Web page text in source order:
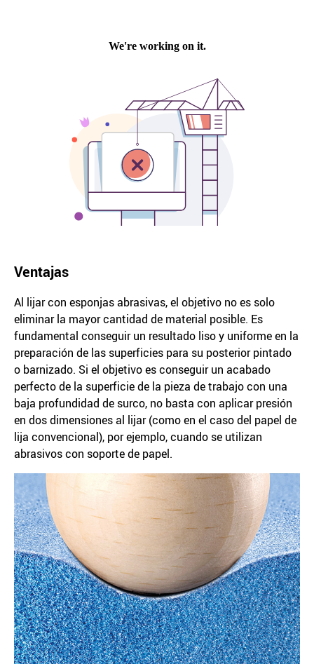
Ventajas
Al lijar con esponjas abrasivas, el objetivo no es solo
eliminar la mayor cantidad de material posible. Es
fundamental conseguir un resultado liso y uniforme en la
preparación de las superficies para su posterior pintado
o barnizado. Si el objetivo es conseguir un acabado
perfecto de la superficie de la pieza de trabajo con una
baja profundidad de surco, no basta con aplicar presión
en dos dimensiones al lijar (como en el caso del papel de
lija convencional), por ejemplo, cuando se utilizan
abrasivos con soporte de papel.